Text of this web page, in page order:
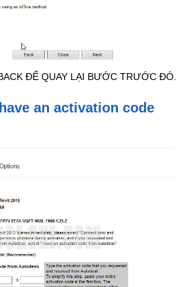
ĐỂ QUAY LẠI BƯỚC TRƯỚC ĐÓ.
an activation code